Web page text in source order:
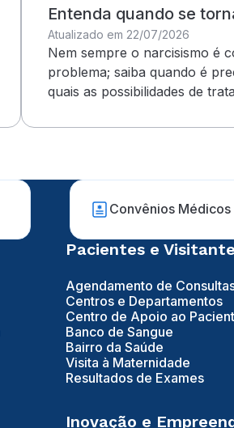
Entenda quando se
Atualizado em 22/07/2026
Nem sempre o narcisismo é
problema; saiba quando é
quais as possibilidades de
Convênios Médicos
Pacientes e
Agendamento de
Centros e Departamentos
Centro de Apoio ao
Banco de Sangue
Bairro da Saúde
Visita à Maternidade
Resultados de Exames
Inovação e